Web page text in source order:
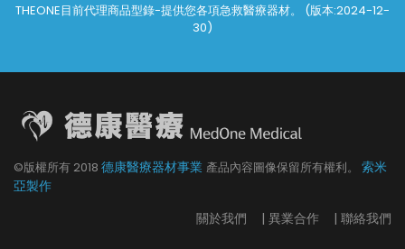
THEONE目前代理商品型錄-提供您各項急救醫療器材。 (版本:2024-12-
30)
©版權所有 2018 德康醫療器材事業 產品內容圖像保留所有權利。 索米
亞製作
關於我們
| 異業合作 | 聯絡我們